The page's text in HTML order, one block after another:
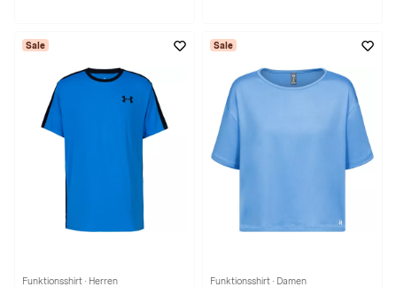
Sale
Funktionsshirt · Herren
Sale
Funktionsshirt · Damen